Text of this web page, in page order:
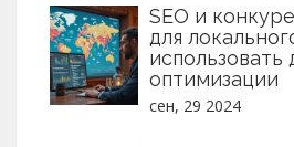
SEO и
для
использовать
оптимизации
сен, 29 2024